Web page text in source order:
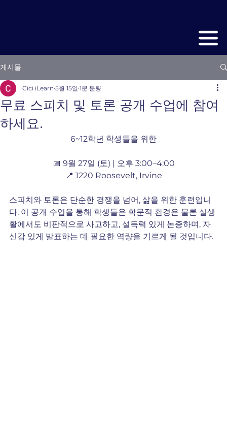
게시물
무료 스피치 및 토론 공개 수업에 참여
하세요.
Cici iLearn 5월 15일 1분 분량
6~12학년 학생들을 위한
📅 9월 27일 (토) | 오후 3:00–4:00
📍 1220 Roosevelt, Irvine
스피치와 토론은 단순한 경쟁을 넘어, 삶을 위한 훈련입니
다. 이 공개 수업을 통해 학생들은 학문적 환경은 물론 실생
활에서도 비판적으로 사고하고, 설득력 있게 논증하며, 자
신감 있게 발표하는 데 필요한 역량을 기르게 될 것입니다.